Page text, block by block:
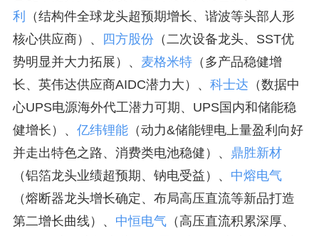
利
（结构件全球龙头超预期增长、谐波等头部人形
核心供应商）、
四方股份（二次设备龙头、SST优
势明显并大力拓展）、 麦格米特（多产品稳健增
长、英伟达供应商AIDC潜力大）、 科士达 （数据中
心UPS电源海外代工潜力可期、UPS国内和储能稳
健增长）、 亿纬锂能（动力&储能锂电上量盈利向好
并走出特色之路、消费类电池稳健）、 鼎胜新材
（铝箔龙头业绩超预期、钠电受益）、 中熔电气
（熔断器龙头增长确定、布局高压直流等新品打造
第二增长曲线）、 中恒电气（高压直流积累深厚、